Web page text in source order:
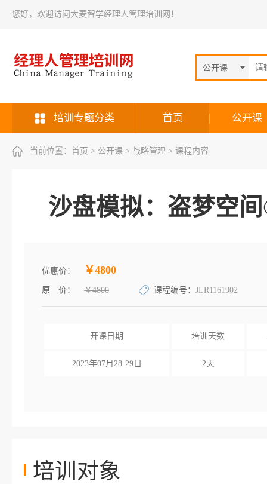
您好，欢迎访问大麦智学经理人管理培训网！
公开课
培训专题分类 首页 公开课
当前位置： 首页 > 公开课 > 战略管理 > 课程内容
沙盘模拟：盗梦空
优惠价： ￥4800
原 价： ￥4800 课程编号： JLR1161902
开课日期 培训天数
2023年07月28-29日 2天
培训对象